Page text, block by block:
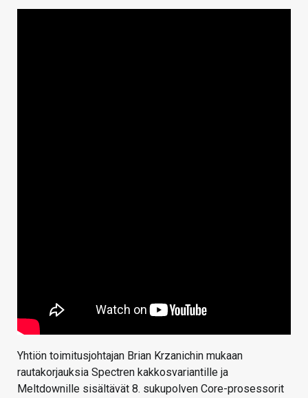
Yhtiön toimitusjohtajan Brian Krzanichin mukaan
rautakorjauksia Spectren kakkosvariantille ja
Meltdownille sisältävät 8. sukupolven Core-prosessorit